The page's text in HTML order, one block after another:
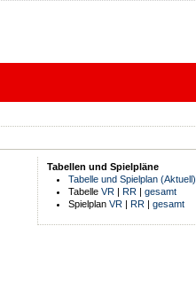
Tabellen und Spielpläne
Tabelle und Spielplan (Aktuell)
Tabelle VR | RR | gesamt
Spielplan VR | RR | gesamt